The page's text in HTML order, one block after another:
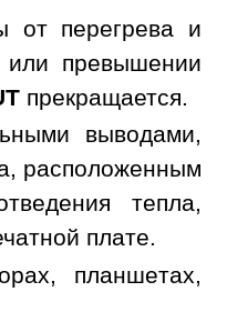
от перегрева и
или превышении
прекращается.
выводами,
расположенным
тепла,
плате.
планшетах,